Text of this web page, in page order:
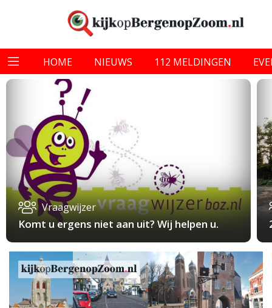
HOME NIEUWS 112 MELDINGEN
Vraagwijzer
Komt u ergens niet aan uit? Wij helpen u.